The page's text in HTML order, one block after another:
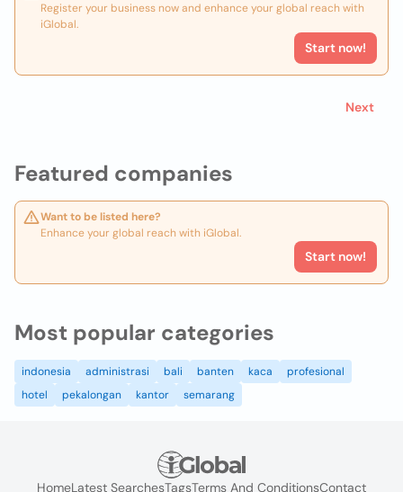
Featured companies
Want to be listed here?
Enhance your global reach with iGlobal.
Start now!
Register your business now and enhance your global reach with
iGlobal.
Start now!
Next
Most popular categories
indonesia administrasi bali banten kaca
profesional
hotel
pekalongan kantor semarang
HomeLatest SearchesTagsTerms And ConditionsContact